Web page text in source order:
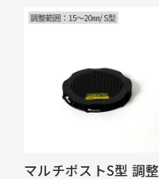
マルチポストS型 調整